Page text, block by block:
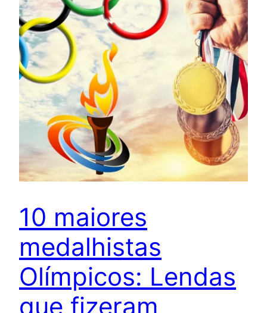
10 maiores
medalhistas
Olímpicos: Lendas
que fizeram